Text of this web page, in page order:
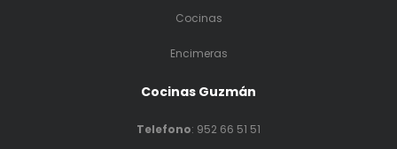
Cocinas
Encimeras
Cocinas Guzmán
Telefono: 952 66 51 51